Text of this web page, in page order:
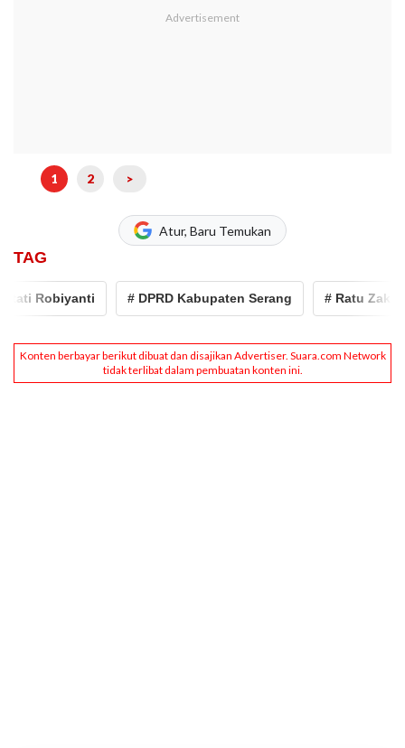
1 2 >
Atur, Baru Temukan
TAG
Robiyanti # DPRD Kabupaten Serang # Ratu Zakiyah